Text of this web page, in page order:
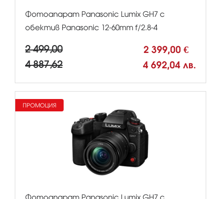
Фотоапарат Panasonic Lumix GH7 с
обектив Panasonic 12-60mm f/2.8-4
2 499,00 2 399,00 €
4 887,62 4 692,04 лв.
Фотоапарат Panasonic Lumix GH7 с
ПРОМОЦИЯ